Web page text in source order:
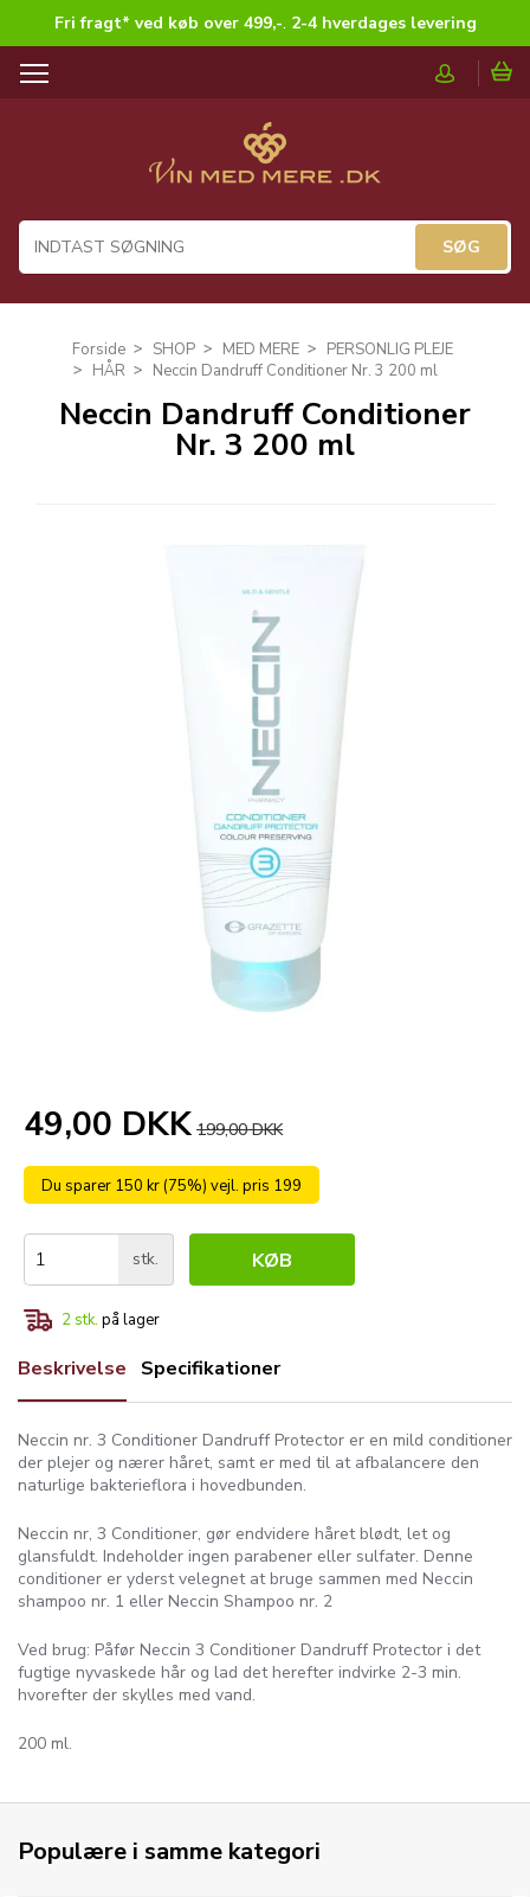
Fri fragt* ved køb over 499,-. 2-4 hverdages levering
T
a
i
Forside SHOP MED MERE
PERSONLIG PLEJE
HÅR
Neccin Dandruff Conditioner Nr. 3 200 ml
Neccin Dandruff Conditioner
Nr. 3 200 ml
49,00 DKK 199,00 DKK
Du sparer 150 kr (75%) vejl. pris 199
stk. KØB
2 stk. på lager
Beskrivelse Specifikationer
Neccin nr. 3 Conditioner Dandruff Protector er en mild conditioner
der plejer og nærer håret, samt er med til at afbalancere den
naturlige bakterieflora i hovedbunden.
Neccin nr, 3 Conditioner, gør endvidere håret blødt, let og
glansfuldt. Indeholder ingen parabener eller sulfater. Denne
conditioner er yderst velegnet at bruge sammen med Neccin
shampoo nr. 1 eller Neccin Shampoo nr. 2
Ved brug: Påfør Neccin 3 Conditioner Dandruff Protector i det
fugtige nyvaskede hår og lad det herefter indvirke 2-3 min.
hvorefter der skylles med vand.
200 ml.
Populære i samme kategori